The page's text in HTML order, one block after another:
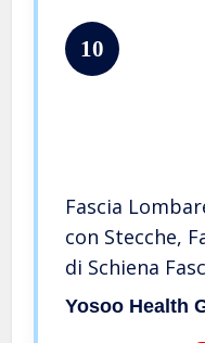
10
Fascia
con Stecche,
di Schiena
con Strisce di
Yosoo Health